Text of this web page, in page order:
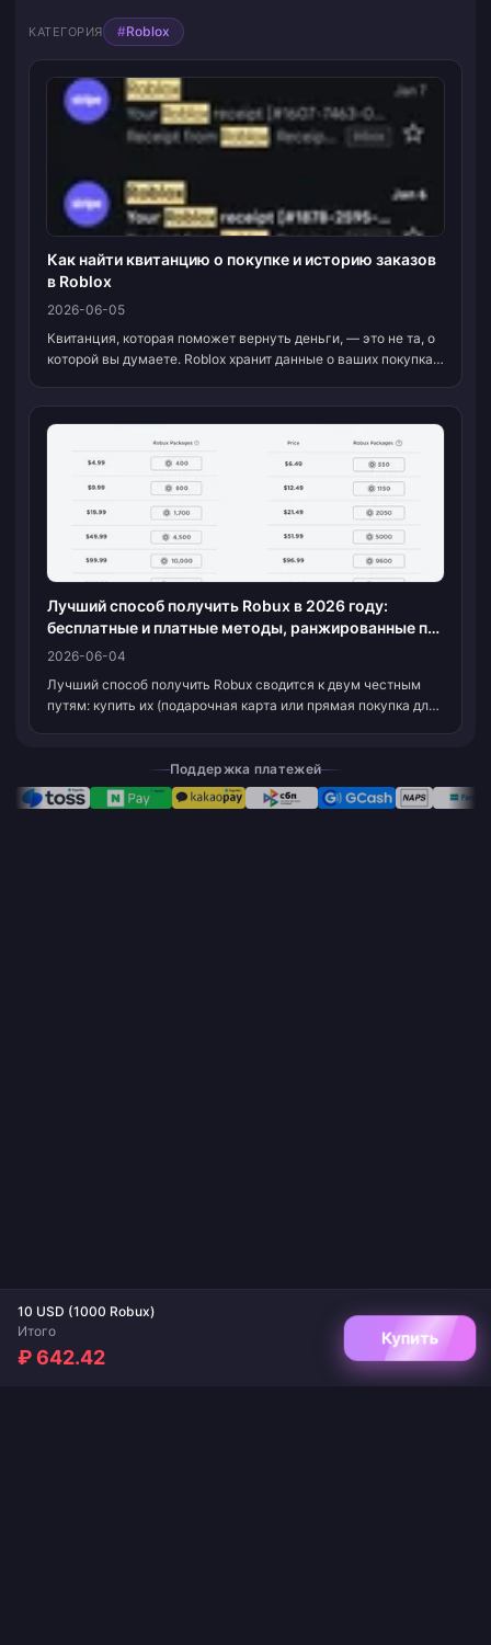
10 USD (1000 Robux)
Итого
₽ 642.42
Купить
КАТЕГОРИЯ #Roblox
Как найти квитанцию о покупке и историю заказов
в Roblox
2026-06-05
Квитанция, которая поможет вернуть деньги, — это не та, о
которой вы думаете. Roblox хранит данные о ваших покупках
Лучший способ получить Robux в 2026 году:
бесплатные и платные методы, ранжированные по
выгоде и безопасности
2026-06-04
Лучший способ получить Robux сводится к двум честным
путям: купить их (подарочная карта или прямая покупка для
Поддержка платежей